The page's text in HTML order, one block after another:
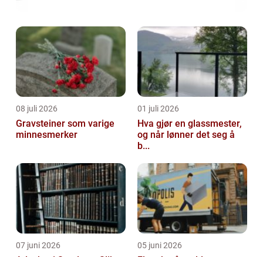
08 juli 2026
Gravsteiner som varige
minnesmerker
01 juli 2026
Hva gjør en glassmester,
og når lønner det seg å
b...
07 juni 2026 05 juni 2026